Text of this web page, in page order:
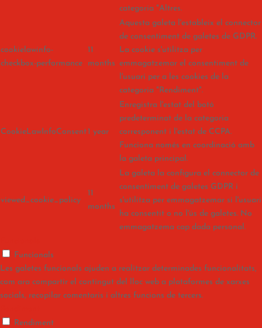
categoria "Altres.
cookielawinfo-
checkbox-performance
11
months
Aquesta galeta l'estableix el connector
de consentiment de galetes de GDPR.
La cookie s'utilitza per
emmagatzemar el consentiment de
l'usuari per a les cookies de la
categoria "Rendiment".
CookieLawInfoConsent1 year
Enregistra l'estat del botó
predeterminat de la categoria
corresponent i l'estat de CCPA.
Funciona només en coordinació amb
la galeta principal.
viewed_cookie_policy
11
months
La galeta la configura el connector de
consentiment de galetes GDPR i
s'utilitza per emmagatzemar si l'usuari
ha consentit o no l'ús de galetes. No
emmagatzema cap dada personal.
Funcionals
Les galetes funcionals ajuden a realitzar determinades funcionalitats,
com ara compartir el contingut del lloc web a plataformes de xarxes
socials, recopilar comentaris i altres funcions de tercers.
Rendiment